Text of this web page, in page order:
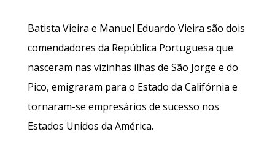
Batista Vieira e Manuel Eduardo Vieira são dois
comendadores da República Portuguesa que
nasceram nas vizinhas ilhas de São Jorge e do
Pico, emigraram para o Estado da Califórnia e
tornaram-se empresários de sucesso nos
Estados Unidos da América.